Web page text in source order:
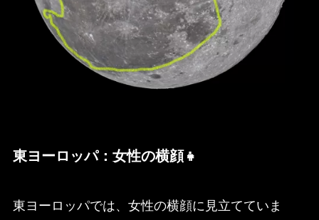
東ヨーロッパ：女性の横顔👧
東ヨーロッパでは、女性の横顔に見立てていま